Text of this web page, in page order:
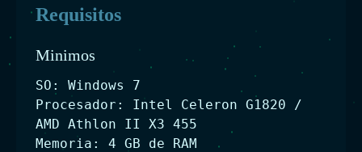
Requisitos
Minimos
SO: Windows 7
Procesador: Intel Celeron G1820 /
AMD Athlon II X3 455
Memoria: 4 GB de RAM